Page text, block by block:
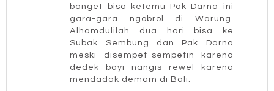
banget bisa ketemu Pak Darna ini
gara-gara ngobrol di Warung.
Alhamdulilah dua hari bisa ke
Subak Sembung dan Pak Darna
meski disempet-sempetin karena
dedek bayi nangis rewel karena
mendadak demam di Bali.